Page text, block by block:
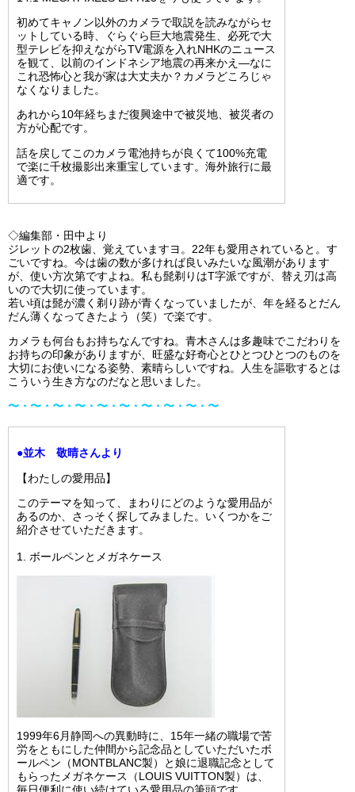
初めてキャノン以外のカメラで取説を読みながらセ
ットしている時、ぐらぐら巨大地震発生、必死で大
型テレビを抑えながらTV電源を入れNHKのニュース
を観て、
以前のインドネシア地震の再来かえ―なに
これ恐怖心と我が家は大丈夫か？カメラどころじゃ
なくなりました。
あれから10年経ちまだ復興途中で被災地、被災者の
方が心配です。
話を戻してこのカメラ電池持ちが良くて100%充電
で楽に千枚撮影出来重宝しています。海外旅行に最
適です。
◇編集部・田中より
ジレットの2枚歯、覚えていますヨ。22年も愛用されていると。す
ごいですね。今は歯の数が多ければ良いみたいな風潮があります
が、 使い方次第ですよね。私も髭剃りはT字派ですが、替え刃は高
いので大切に使っています。
若い頃は髭が濃く剃り跡が青くなっていましたが、年を経るとだん
だん薄くなってきたよう（笑）で楽です。
カメラも何台もお持ちなんですね。青木さんは多趣味でこだわりを
お持ちの印象がありますが、 旺盛な好奇心とひとつひとつのものを
大切にお使いになる姿勢、素晴らしいですね。人生を謳歌するとは
こういう生き方なのだなと思いました。
〜・〜・〜・〜・〜・〜・〜・〜・〜・〜
●並木 敬晴さんより
【わたしの愛用品】
このテーマを知って、まわりにどのような愛用品が
あるのか、さっそく探してみました。いくつかをご
紹介させていただきます。
1. ボールペンとメガネケース
1999年6月静岡への異動時に、15年一緒の職場で苦
労をともにした仲間から記念品としていただいたボ
ールペン（MONTBLANC製）と娘に退職記念として
もらったメガネケース（LOUIS VUITTON製）は、